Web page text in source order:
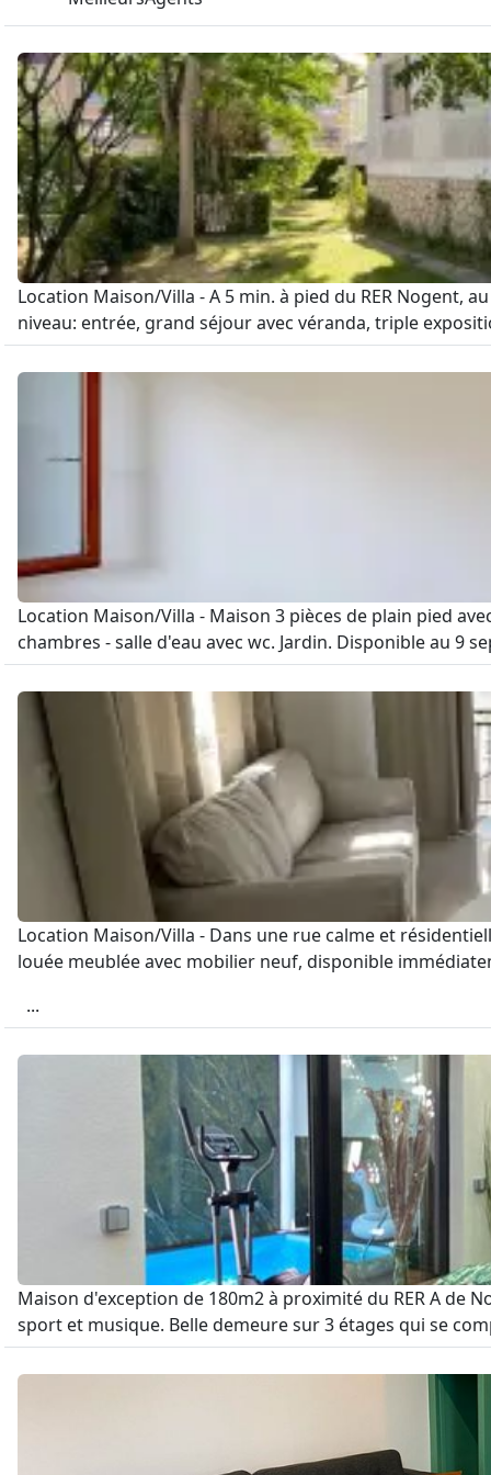
Location Maison/Villa - A 5 min. à pied du RER Nogent,
niveau: entrée, grand séjour avec véranda, triple
Location Maison/Villa - Maison 3 pièces de plain pied
chambres - salle d'eau avec wc. Jardin. Disponible au 9
Location Maison/Villa - Dans une rue calme et
louée meublée avec mobilier neuf, disponible
...
Maison d'exception de 180m2 à proximité du RER A de
sport et musique. Belle demeure sur 3 étages qui se